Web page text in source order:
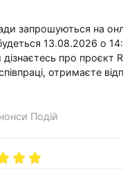
запрошуються на
13.08.2026 о
дізнаєтесь про проєкт
отримаєте
Подій